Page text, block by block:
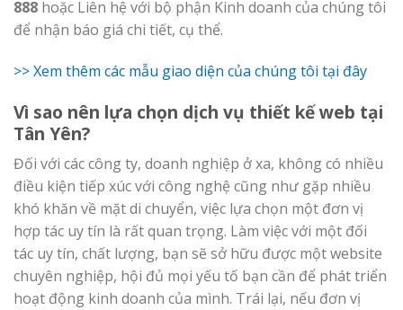
888 hoặc Liên hệ với bộ phận Kinh doanh của chúng tôi
để nhận báo giá chi tiết, cụ thể.
>> Xem thêm các mẫu giao diện của chúng tôi tại đây
Vì sao nên lựa chọn dịch vụ thiết kế web tại
Tân Yên?
Đối với các công ty, doanh nghiệp ở xa, không có nhiều
điều kiện tiếp xúc với công nghệ cũng như gặp nhiều
khó khăn về mặt di chuyển, việc lựa chọn một đơn vị
hợp tác uy tín là rất quan trọng. Làm việc với một đối
tác uy tín, chất lượng, bạn sẽ sở hữu được một website
chuyên nghiệp, hội đủ mọi yếu tố bạn cần để phát triển
hoạt động kinh doanh của mình. Trái lại, nếu đơn vị